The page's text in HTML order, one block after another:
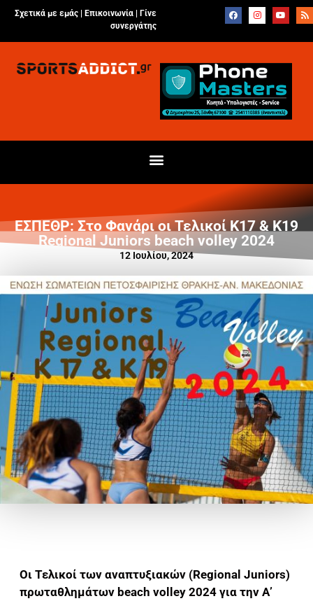
Σχετικά με εμάς | Επικοινωνία
Γίνε
συνεργάτης
ΕΣΠΕΘΡ: Στο Φανάρι οι Τελικοί Κ17 & Κ19
Regional Juniors beach volley 2024
12 Ιουλίου, 2024
Οι Τελικοί των αναπτυξιακών (Regional Juniors)
πρωταθλημάτων beach volley 2024 για την Α’